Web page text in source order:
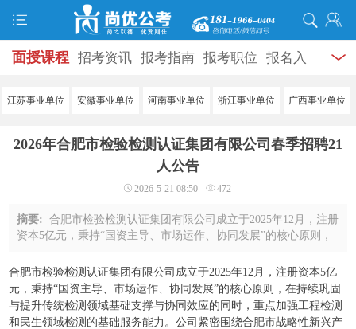
面授课程 招考资讯 报考指南 报考职位 报名入
口 打准考证 成绩查询 面试公告 录用公示 辅导
学员风采 名师团队
江苏事业单位 安徽事业单位 河南事业单位 浙江事业单位 广西事业单位
2026年合肥市检验检测认证集团有限公司春季招聘21
人公告
2026-5-21 08:50 472
摘要:合肥市检验检测认证集团有限公司成立于2025年12月，注册
资本5亿元，秉持“国资主导、市场运作、协同发展”的核心原则，
点加强工程检测和民生领域检测的基 ...
合肥市检验检测认证集团有限公司成立于2025年12月，注册资本5亿
元，秉持“国资主导、市场运作、协同发展”的核心原则，在持续巩固
与提升传统检测领域基础支撑与协同效应的同时，重点加强工程检测
和民生领域检测的基础服务能力。公司紧密围绕合肥市战略性新兴产